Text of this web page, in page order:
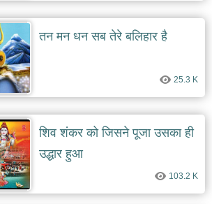
तन मन धन सब तेरे बलिहार है
25.3 K
शिव शंकर को जिसने पूजा उसका ही
उद्धार हुआ
103.2 K